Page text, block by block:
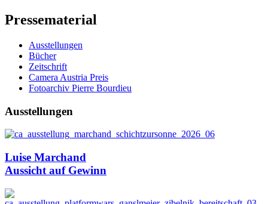
Pressematerial
Ausstellungen
Bücher
Zeitschrift
Camera Austria Preis
Fotoarchiv Pierre Bourdieu
Ausstellungen
Luise Marchand
Aussicht auf Gewinn